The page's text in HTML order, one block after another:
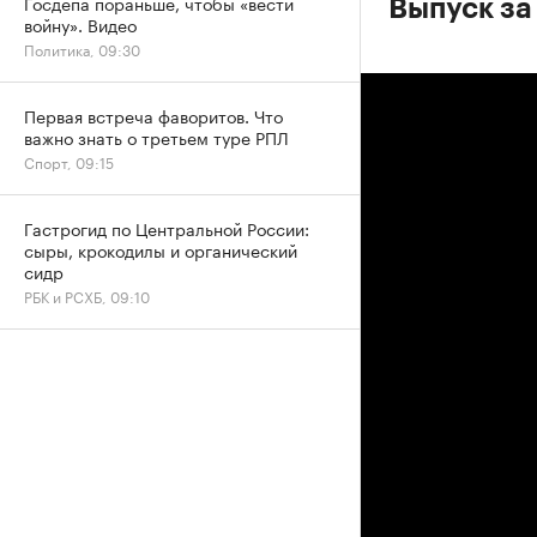
Выпуск
войну». Видео
Политика, 09:30
Первая встреча фаворитов. Что
важно знать о третьем туре РПЛ
Спорт, 09:15
Гастрогид по Центральной России:
сыры, крокодилы и органический
сидр
РБК и РСХБ, 09:10